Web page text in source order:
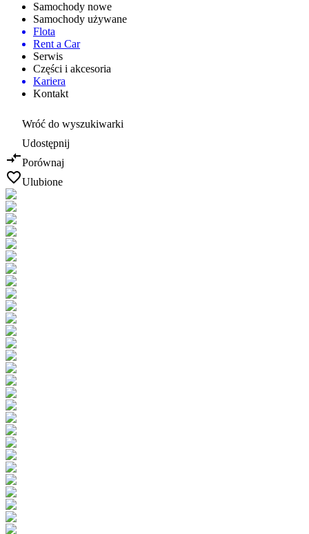
Samochody nowe
Samochody używane
Flota
Rent a Car
Serwis
Części i akcesoria
Kariera
Kontakt
Wróć do wyszukiwarki
Udostępnij
Porównaj
Ulubione